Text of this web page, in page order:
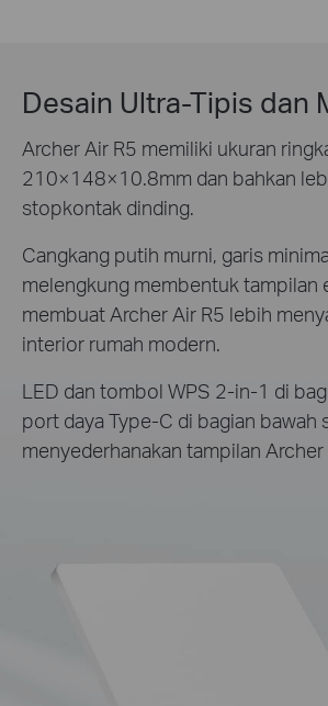
Desain Ultra-Tipis dan
Archer Air R5 memiliki ukuran
210×148×10.8mm dan bahkan
stopkontak dinding.
Cangkang putih murni, garis
melengkung membentuk tampilan
membuat Archer Air R5 lebih
interior rumah modern.
LED dan tombol WPS 2-in-1 di
port daya Type-C di bagian bawah
menyederhanakan tampilan Archer